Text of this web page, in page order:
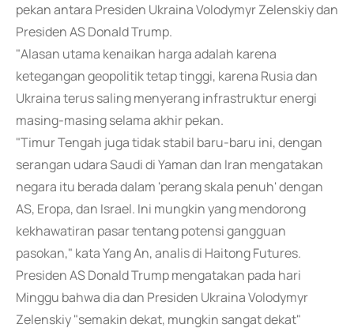
pekan antara Presiden Ukraina Volodymyr Zelenskiy dan
Presiden AS Donald Trump.
"Alasan utama kenaikan harga adalah karena
ketegangan geopolitik tetap tinggi, karena Rusia dan
Ukraina terus saling menyerang infrastruktur energi
masing-masing selama akhir pekan.
"Timur Tengah juga tidak stabil baru-baru ini, dengan
serangan udara Saudi di Yaman dan Iran mengatakan
negara itu berada dalam 'perang skala penuh' dengan
AS, Eropa, dan Israel. Ini mungkin yang mendorong
kekhawatiran pasar tentang potensi gangguan
pasokan," kata Yang An, analis di Haitong Futures.
Presiden AS Donald Trump mengatakan pada hari
Minggu bahwa dia dan Presiden Ukraina Volodymyr
Zelenskiy "semakin dekat, mungkin sangat dekat"